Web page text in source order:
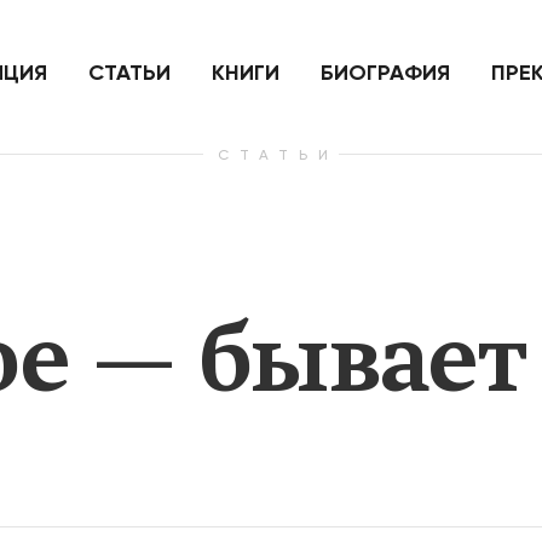
нанесенный по самим себе
СТАТЬИ КНИГИ БИОГРАФИЯ
СТАТЬИ
— бывает